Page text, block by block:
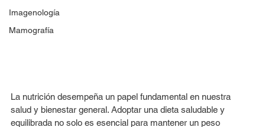
Imagenología
Mamografía
La nutrición desempeña un papel fundamental en nuestra
salud y bienestar general. Adoptar una dieta saludable y
equilibrada no solo es esencial para mantener un peso